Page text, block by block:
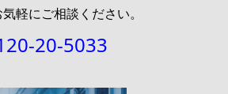
軽にご相談ください。
20-5033